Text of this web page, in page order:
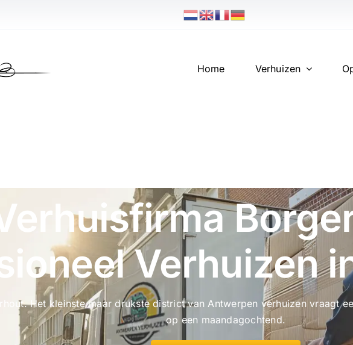
Home Verhuizen
Verhuizen
Het kleinste maar drukste district van Antwerpen verhuizen vraagt
op een maandagochtend.